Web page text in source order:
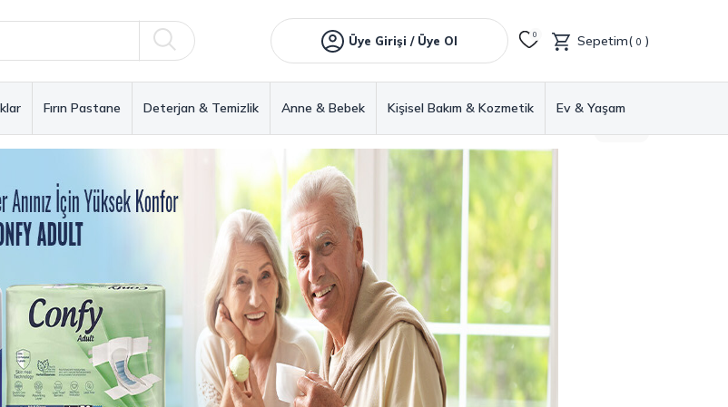
Üye Girişi / Üye Ol 0 Sepetim( 0 )
Fırın Pastane Deterjan & Temizlik Anne & Bebek Kişisel Bakım & Kozmetik Ev & Yaşam